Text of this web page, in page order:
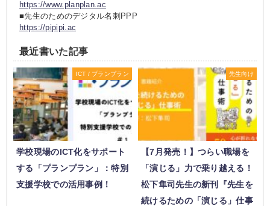
https://www.planplan.ac
■先生のためのデジタル名刺PPP
https://pipipi.ac
最近書いた記事
ICT / プランプラン
学校現場のICT化をサポート
する「プランプラン」：特別
支援学校での活用事例！
先生向け
【7月発売！】つらい職場を
「演じる」力で乗り越える！
松下隼司先生の新刊『先生を
続けるための「演じる」仕事